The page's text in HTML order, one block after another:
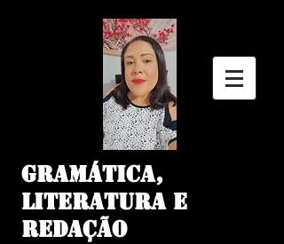
GRAMÁTICA,
LITERATURA E
REDAÇÃO